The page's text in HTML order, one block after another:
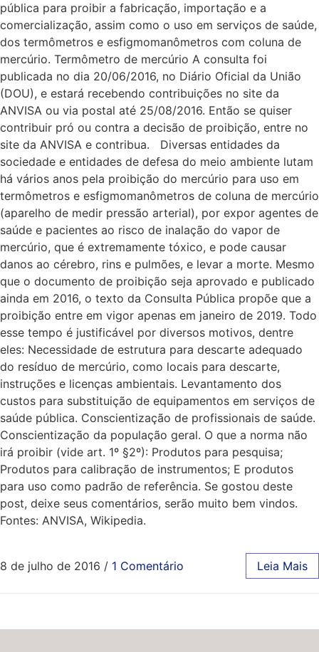
pública para proibir a fabricação, importação e a
comercialização, assim como o uso em serviços de saúde,
dos termômetros e esfigmomanômetros com coluna de
mercúrio. Termômetro de mercúrio A consulta foi
publicada no dia 20/06/2016, no Diário Oficial da União
(DOU), e estará recebendo contribuições no site da
ANVISA ou via postal até 25/08/2016. Então se quiser
contribuir pró ou contra a decisão de proibição, entre no
site da ANVISA e contribua. Diversas entidades da
sociedade e entidades de defesa do meio ambiente lutam
há vários anos pela proibição do mercúrio para uso em
termômetros e esfigmomanômetros de coluna de mercúrio
(aparelho de medir pressão arterial), por expor agentes de
saúde e pacientes ao risco de inalação do vapor de
mercúrio, que é extremamente tóxico, e pode causar
danos ao cérebro, rins e pulmões, e levar a morte. Mesmo
que o documento de proibição seja aprovado e publicado
ainda em 2016, o texto da Consulta Pública propõe que a
proibição entre em vigor apenas em janeiro de 2019. Todo
esse tempo é justificável por diversos motivos, dentre
eles: Necessidade de estrutura para descarte adequado
do resíduo de mercúrio, como locais para descarte,
instruções e licenças ambientais. Levantamento dos
custos para substituição de equipamentos em serviços de
saúde pública. Conscientização de profissionais de saúde.
Conscientização da população geral. O que a norma não
irá proibir (vide art. 1º §2º): Produtos para pesquisa;
Produtos para calibração de instrumentos; E produtos
para uso como padrão de referência. Se gostou deste
post, deixe seus comentários, serão muito bem vindos.
Fontes: ANVISA, Wikipedia.
8 de julho de 2016 / 1 Comentário Leia Mais